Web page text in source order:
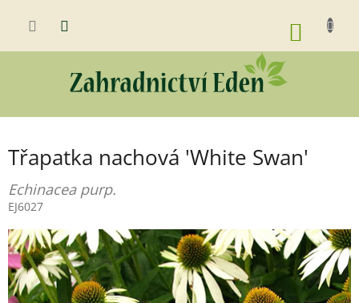
KOŠÍK
Třapatka nachová 'White Swan'
Echinacea purp.
EJ6027